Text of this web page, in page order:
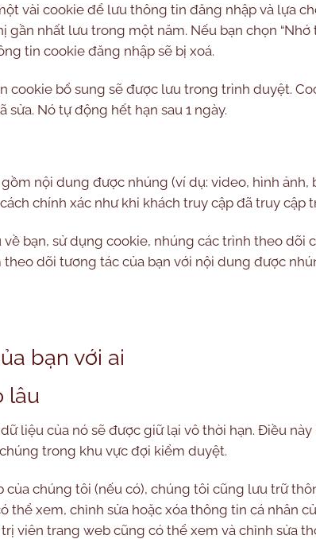
vài cookie để lưu thông tin đăng nhập và lựa
gần nhất lưu trong một năm. Nếu bạn chọn
tin cookie đăng nhập sẽ bị xoá.
cookie bổ sung sẽ được lưu trong trình duyệt.
Nó tự động hết hạn sau 1 ngày.
nội dung được nhúng (ví dụ: video, hình ảnh,
chính xác như khi khách truy cập đã truy cập
bạn, sử dụng cookie, nhúng các trình theo dõi
dõi tương tác của bạn với nội dung được
bạn với ai
lâu
liệu của nó sẽ được giữ lại vô thời hạn. Điều
trong khu vực đợi kiểm duyệt.
chúng tôi (nếu có), chúng tôi cũng lưu trữ
thể xem, chỉnh sửa hoặc xóa thông tin cá nhân
viên trang web cũng có thể xem và chỉnh sửa